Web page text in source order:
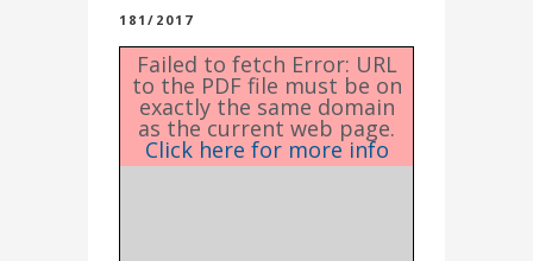
181/2017
Failed to fetch Error: URL
to the PDF file must be on
exactly the same domain
as the current web page.
Click here for more info